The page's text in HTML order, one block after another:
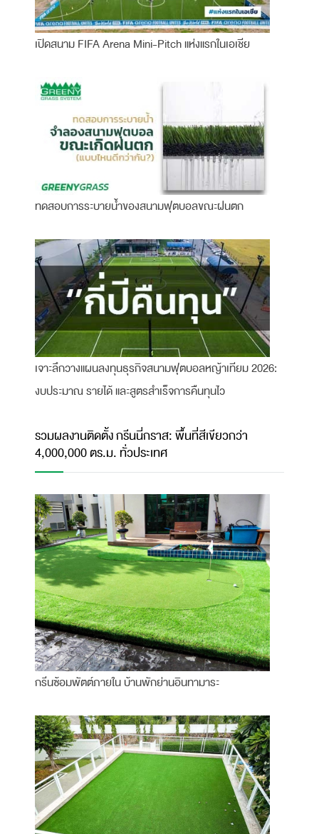
เปิดสนาม FIFA Arena Mini-Pitch แห่งแรกในเอเชีย
ทดสอบการระบายน้ำของสนามฟุตบอลขณะฝนตก
เจาะลึกวางแผนลงทุนธุรกิจสนามฟุตบอลหญ้าเทียม 2026:
งบประมาณ รายได้ และสูตรสำเร็จการคืนทุนไว
รวมผลงานติดตั้ง กรีนนี่กราส: พื้นที่สีเขียวกว่า
4,000,000 ตร.ม. ทั่วประเทศ
กรีนซ้อมพัตต์ภายใน บ้านพักย่านอินทามาระ